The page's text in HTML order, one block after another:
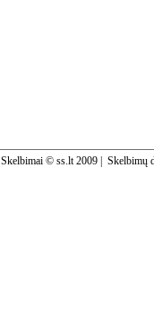
Skelbimai © ss.lt 2009 | Skelbimų